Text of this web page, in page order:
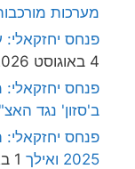
מערכות
פנחס יחזקאלי:
4 באוגוסט 2026
פנחס
ב'סזון' נגד
פנחס יחזקאלי:
2025 ואילך
1 באוגוסט 2026